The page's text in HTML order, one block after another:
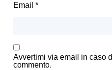
Email *
Avvertimi via email in caso
commento.